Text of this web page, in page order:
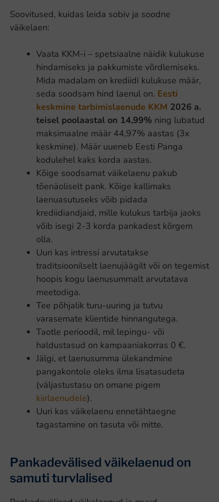
Soovitused, kuidas leida sobiv ja soodne
väikelaen:
Vaata KKM-i – spetsiaalne näidik kulukuse
hindamiseks ja pakkumiste võrdlemiseks.
Mida madalam on krediidi kulukuse määr,
seda soodsam hind laenul on. Eesti
keskmine tarbimislaenude KKM 2026 a.
teisel poolaastal on 14,99% ning lubatud
maksimaalne määr 44,97% aastas (3x
keskmine). Määr uueneb Eesti Panga
kodulehel kaks korda aastas.
Kõige soodsamat väikelaenu pakub
tõenäoliselt pank. Kõige kallimaks
laenuasutuseks võib pidada
krediidiandjaid, mille kulukus tarbija jaoks
võib isegi 2-3 korda pankadest kõrgem
olla.
Uuri kas intressi arvutatakse
traditsioonilselt laenujäägilt või on tegemist
hoopis kogu laenusummalt arvutatava
meetodiga.
Tee põhjalik turu-uuring ja tutvu
varasemate klientide hinnangutega.
Taotle perioodil, mil lepingu- või
haldustasud on kampaaniakorras 0 €.
Jälgi, et laenusumma ülekandmine
pangakontole oleks ilma lisatasudeta
(väljastustasu on omane pigem
kiirlaenudele).
Uuri kas väikelaenu ennetähtaegne
tagastamine on tasuta või mitte.
Pankadevälised väikelaenud on
samuti turvlalised